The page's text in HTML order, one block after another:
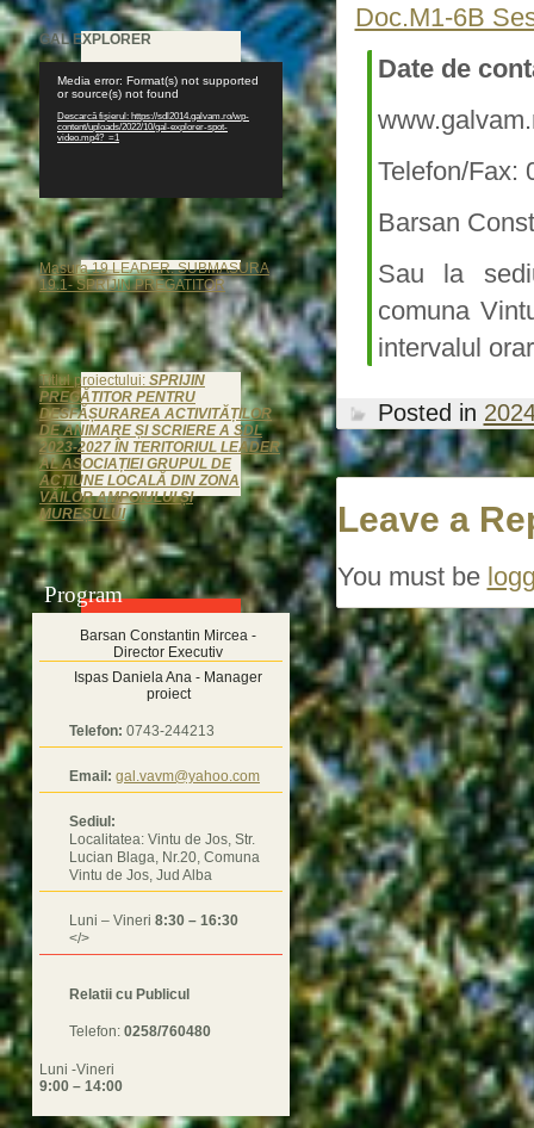
Doc.M1-6B
Date de
Telefon/Fax:
Barsan
Sau la
comuna
intervalul
Posted in
Leave a
You must be
GAL EXPLORER
videoMedia error: Format(s) not supported
or source(s) not found
Descarcă fișierul: https://sdl2014.galvam.ro/wp-
content/uploads/2022/10/gal-explorer-spot-
video.mp4?_=1
Masura 19 LEADER. SUBMASURA
19.1- SPRIJIN PREGATITOR
Titlul proiectului: SPRIJIN
PREGĂTITOR PENTRU
DESFĂȘURAREA ACTIVITĂȚILOR
DE ANIMARE ȘI SCRIERE A SDL
2023-2027 ÎN TERITORIUL LEADER
AL ASOCIAȚIEI GRUPUL DE
ACȚIUNE LOCALĂ DIN ZONA
VĂILOR AMPOIULUI ȘI
MUREȘULUI
Program
Barsan Constantin Mircea -
Director Executiv
Ispas Daniela Ana - Manager
proiect
Telefon: 0743-244213
Email: gal.vavm@yahoo.com
Sediul:
Localitatea: Vintu de Jos, Str.
Lucian Blaga, Nr.20, Comuna
Vintu de Jos, Jud Alba
Luni – Vineri 8:30 – 16:30
</>
Relatii cu Publicul
Telefon: 0258/760480
Luni -Vineri
9:00 – 14:00